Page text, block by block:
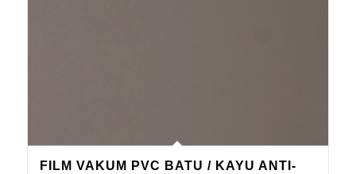
FILM VAKUM PVC BATU / KAYU ANTI-